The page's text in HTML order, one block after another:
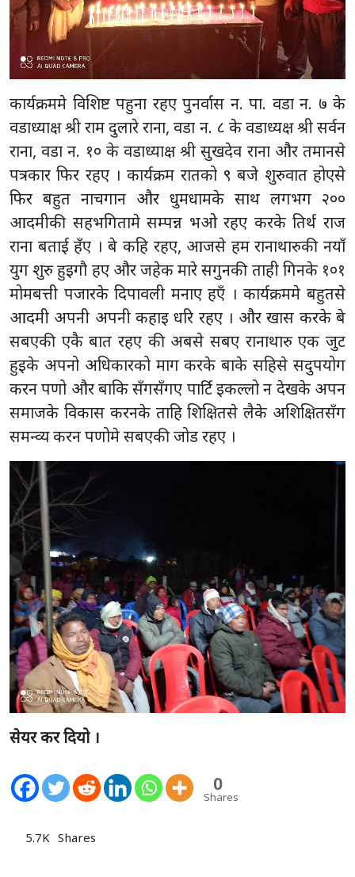
कार्यक्रममे विशिष्ट पहुना रहए पुनर्वास न. पा. वडा न. ७ के
वडाध्याक्ष श्री राम दुलारे राना, वडा न. ८ के वडाध्यक्ष श्री सर्वन
राना, वडा न. १० के वडाध्याक्ष श्री सुखदेव राना और तमानसे
पत्रकार फिर रहए । कार्यक्रम रातको ९ बजे शुरुवात होएसे
फिर बहुत नाचगान और धुमधामके साथ लगभग २००
आदमीकी सहभगितामे सम्पन्न भओ रहए करके तिर्थ राज
राना बताई हँए । बे कहि रहए, आजसे हम रानाथारुकी नयाँ
युग शुरु हुइगौ हए और जहेक मारे सगुनकी ताही गिनके १०१
मोमबत्ती पजारके दिपावली मनाए हएँ । कार्यक्रममे बहुतसे
आदमी अपनी अपनी कहाइ धरि रहए । और खास करके बे
सबएकी एकै बात रहए की अबसे सबए रानाथारु एक जुट
हुइके अपनो अधिकारको माग करके बाके सहिसे सदुपयोग
करन पणो और बाकि सँगसँगए पार्टि इकल्लो न देखके अपन
समाजके विकास करनके ताहि शिक्षितसे लैके अशिक्षितसँग
समन्व्य करन पणोमे सबएकी जोड रहए ।
सेयर कर दियो ।
0
Shares
5.7K Shares